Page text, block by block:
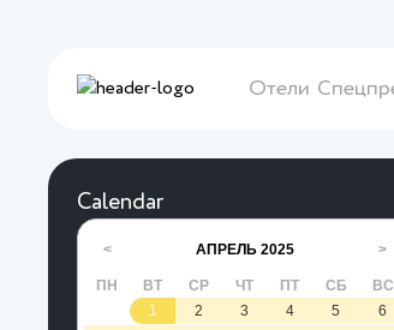
Отели
Calendar
< АПРЕЛЬ 2025 >
ПН ВТ СР ЧТ ПТ СБ
ВС
1
2 3 4 5
6